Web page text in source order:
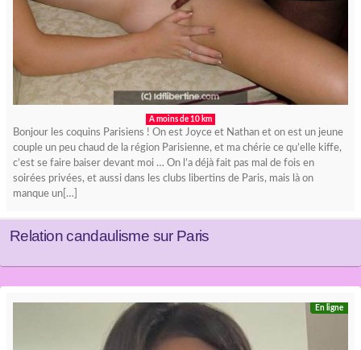
A moins de 10 km
Bonjour les coquins Parisiens ! On est Joyce et Nathan et on est un jeune
couple un peu chaud de la région Parisienne, et ma chérie ce qu’elle kiffe,
c’est se faire baiser devant moi … On l’a déjà fait pas mal de fois en
soirées privées, et aussi dans les clubs libertins de Paris, mais là on
manque un[…]
Relation candaulisme sur Paris
En ligne